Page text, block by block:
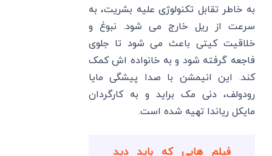
به خاطر تقابل تکنولوژی علیه بشریت، به
سرعت از ریل خارج می ‌شود. نبوغ و
خلاقیت کیتی باعث می شود تا جلوی
فاجعه گرفته شود و به خانواده‌ اش کمک
کند. این انیمشن با صدا پیشگی مایا
رودولف، دنی مک براید و به کارگردان
مایکل ریاندا تهیه شده است.
فیلم هایی که باید دید